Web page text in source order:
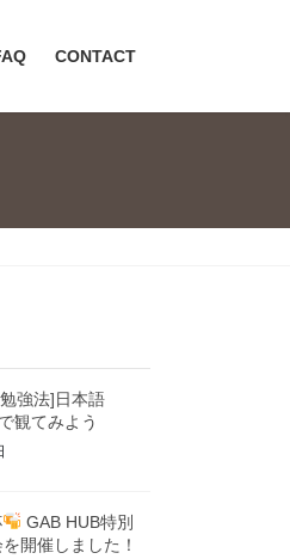
CONTACT
強法]日本語
観てみよう
GAB HUB特別
開催しました！